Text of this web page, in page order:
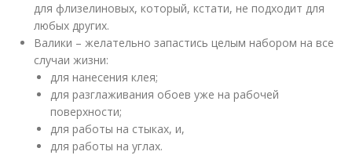
для флизелиновых, который, кстати, не подходит для
любых других.
Валики – желательно запастись целым набором на все
случаи жизни:
для нанесения клея;
для разглаживания обоев уже на рабочей
поверхности;
для работы на стыках, и,
для работы на углах.